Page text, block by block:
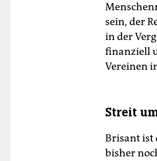
sein, der
in der
finanziell
Vereinen
Streit
Brisant ist
bisher